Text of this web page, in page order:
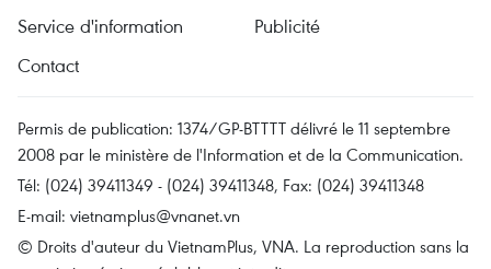
Service d'information
Publicité
Contact
Permis de publication: 1374/GP-BTTTT délivré le 11 septembre
2008 par le ministère de l'Information et de la Communication.
Tél: (024) 39411349 - (024) 39411348, Fax: (024) 39411348
E-mail: vietnamplus@vnanet.vn
© Droits d'auteur du VietnamPlus, VNA. La reproduction sans la